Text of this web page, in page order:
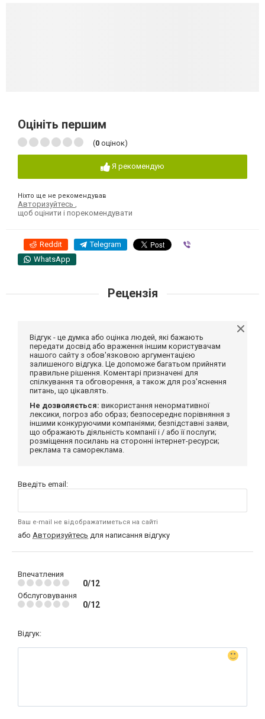
Оцініть першим
(0 оцінок)
Я рекомендую
Ніхто ще не рекомендував
Авторизуйтесь
щоб оцінити і порекомендувати
Reddit Telegram
WhatsApp
Рецензія
Відгук - це думка або оцінка людей, які бажають
передати досвід або враження іншим користувачам
нашого сайту з обов'язковою аргументацією
залишеного відгука. Це допоможе багатьом прийняти
правильне рішення. Коментарі призначені для
спілкування та обговорення, а також для роз'яснення
питань, що цікавлять.
Не дозволяється: використання ненормативної
лексики, погроз або образ; безпосереднє порівняння з
іншими конкуруючими компаніями; безпідставні заяви,
що ображають діяльність компанії і / або її послуги;
розміщення посилань на сторонні інтернет-ресурси;
реклама та самореклама.
Введіть email:
Ваш e-mail не відображатиметься на сайті
або Авторизуйтесь для написання відгуку
Впечатления
0/12
Обслуговування
0/12
Відгук: